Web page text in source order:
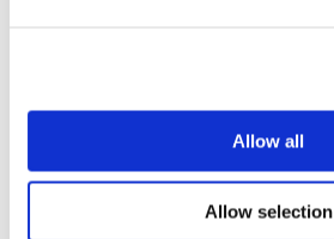
Allow all
Allow selection
Творческий вечер
Наше спецпредложение
Применить